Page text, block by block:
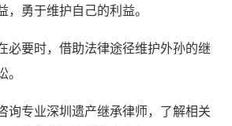
，勇于维护自己的利益。
必要时，借助法律途径维护外孙的继
询专业深圳遗产继承律师，了解相关